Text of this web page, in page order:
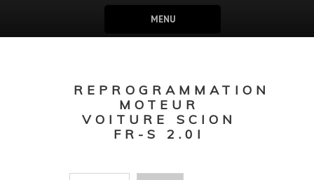
MENU
REPROGRAMMATION
MOTEUR
VOITURE SCION
FR-S 2.0I